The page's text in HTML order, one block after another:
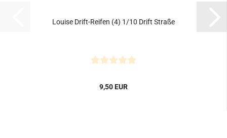
Louise Drift-Reifen (4) 1/10 Drift Straße
9,50 EUR